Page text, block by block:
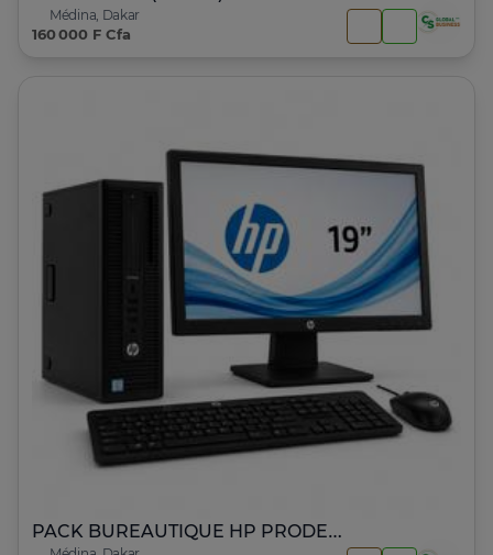
Médina, Dakar
160 000 F Cfa
PACK BUREAUTIQUE HP PRODESK 600 G1 – Core i3